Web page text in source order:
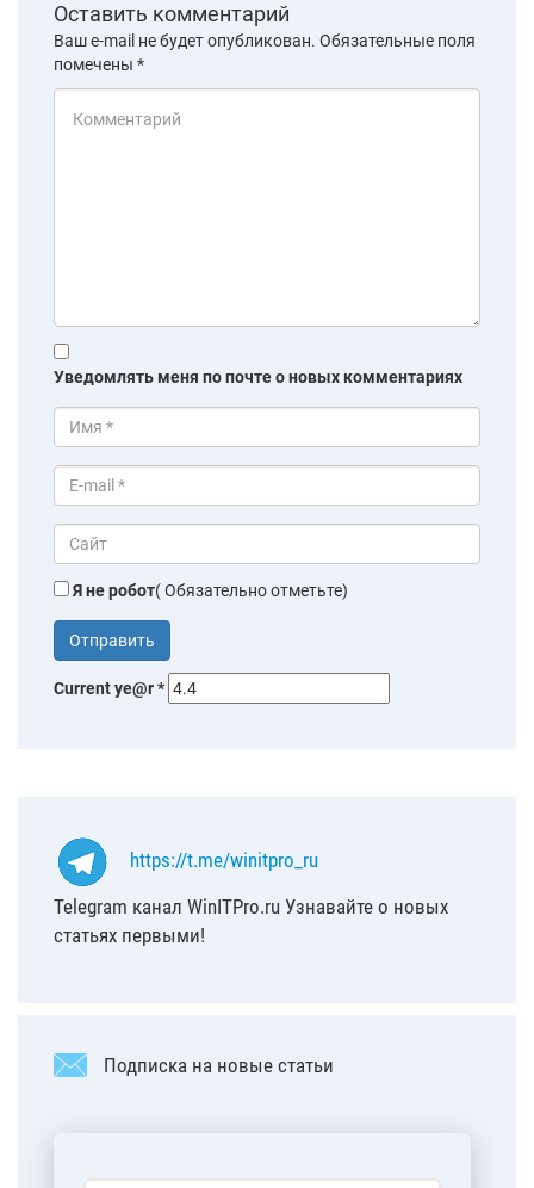
Оставить комментарий
Ваш e-mail не будет опубликован. Обязательные поля
помечены *
Уведомлять меня по почте о новых комментариях
Я не робот( Обязательно отметьте)
Current ye@r*
https://t.me/winitpro_ru
Telegram канал WinITPro.ru Узнавайте о новых
статьях первыми!
Подписка на новые статьи